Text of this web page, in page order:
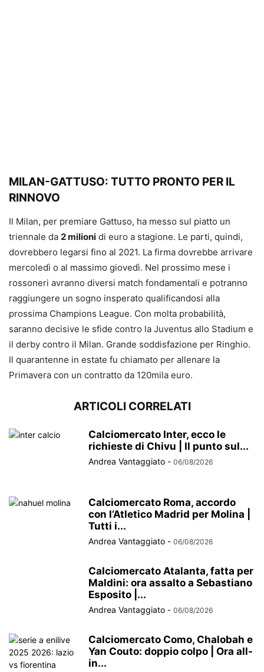
MILAN-GATTUSO: TUTTO PRONTO PER IL
RINNOVO
Il Milan, per premiare Gattuso, ha messo sul piatto un
triennale da 2 milioni di euro a stagione. Le parti, quindi,
dovrebbero legarsi fino al 2021. La firma dovrebbe arrivare
mercoledì o al massimo giovedì. Nel prossimo mese i
rossoneri avranno diversi match fondamentali e potranno
raggiungere un sogno insperato qualificandosi alla
prossima Champions League. Con molta probabilità,
saranno decisive le sfide contro la Juventus allo Stadium e
il derby contro il Milan. Grande soddisfazione per Ringhio.
Il quarantenne in estate fu chiamato per allenare la
Primavera con un contratto da 120mila euro.
ARTICOLI CORRELATI
Calciomercato Inter, ecco le
richieste di Chivu | Il punto sul...
Andrea Vantaggiato - 06/08/2026
Calciomercato Roma, accordo
con l’Atletico Madrid per Molina |
Tutti i...
Andrea Vantaggiato - 06/08/2026
Calciomercato Atalanta, fatta per
Maldini: ora assalto a Sebastiano
Esposito |...
Andrea Vantaggiato - 06/08/2026
Calciomercato Como, Chalobah e
Yan Couto: doppio colpo | Ora all-
in...